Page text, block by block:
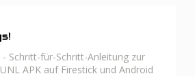
- Schritt-für-Schritt-Anleitung zur
APK auf Firestick und Android